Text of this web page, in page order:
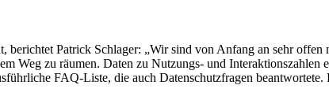
Patrick Schlager: „Wir sind von Anfang an sehr
Weg zu räumen. Daten zu Nutzungs- und Interaktionszahlen
FAQ-Liste, die auch Datenschutzfragen